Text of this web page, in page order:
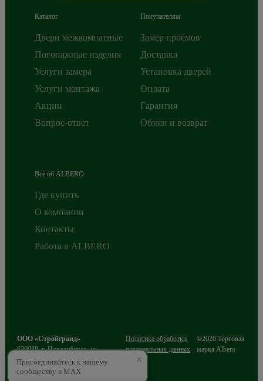
×
Присоединяйтесь к нашему
сообществу в MAX
Каталог
Двери межкомнатные
Погонажные изделия
Услуги замера
Услуги монтажа
Акции
Вопрос-ответ
Покупателям
Замер проёмов
Доставка
Установка дверей
Оплата
Гарантия
Обмен и возврат
Всё об ALBERO
Где купить
О компании
Контакты
Работа в ALBERO
ООО «Стройгранд»
630088,г. Новосибирск,ул.
Сибиряков-Гвардейцев, д.49/3, этаж
2
Политика обработки
персональных данных
©2026 Торговая
марка Albero